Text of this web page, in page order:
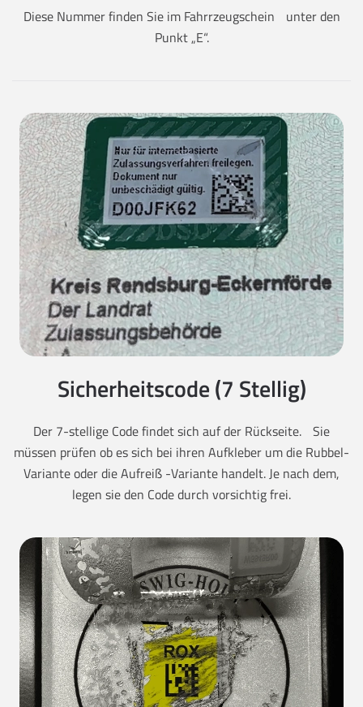
Diese Nummer finden Sie im Fahrrzeugschein unter den
Punkt „E“.
Sicherheitscode (7 Stellig)
Der 7-stellige Code findet sich auf der Rückseite. Sie
müssen prüfen ob es sich bei ihren Aufkleber um die Rubbel-
Variante oder die Aufreiß -Variante handelt. Je nach dem,
legen sie den Code durch vorsichtig frei.